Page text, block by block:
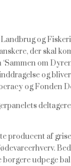
og
der skal
om
og
og Fonden
producent af
udpege